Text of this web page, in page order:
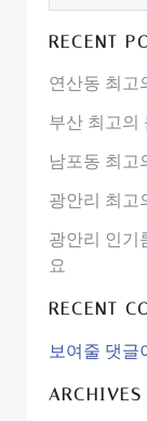
RECENT
연산동 최고
부산 최고의
남포동 최고
광안리 최고
광안리 인기
요
RECENT
보여줄 댓글
ARCHIVES